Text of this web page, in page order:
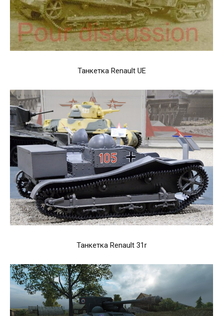
Танкетка Renault UE
Танкетка Renault 31r